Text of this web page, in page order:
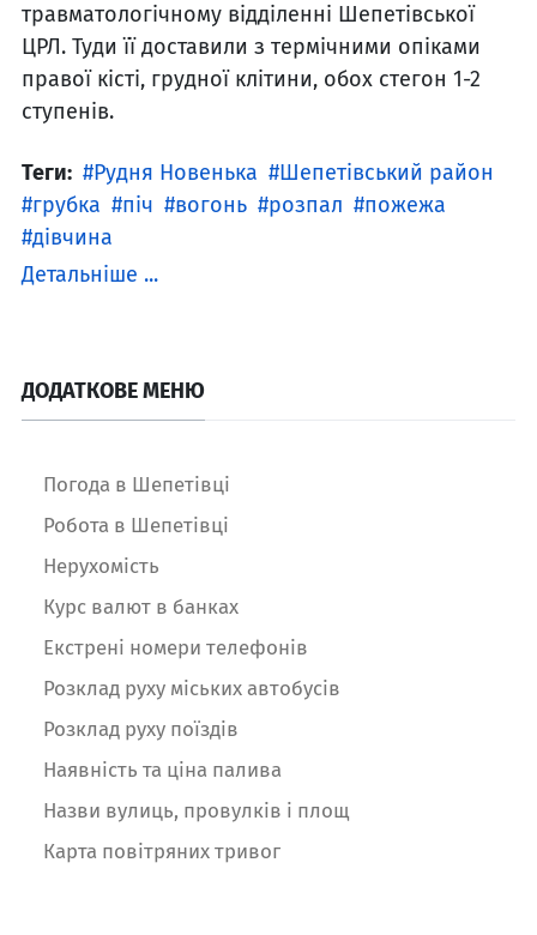
травматологічному відділенні Шепетівської
ЦРЛ. Туди її доставили з термічними опіками
правої кісті, грудної клітини, обох стегон 1-2
ступенів.
Теги: Рудня Новенька
Шепетівський район
грубка
піч вогонь розпал
пожежа
дівчина
Детальніше ...
ДОДАТКОВЕ МЕНЮ
Погода в Шепетівці
Робота в Шепетівці
Нерухомість
Курс валют в банках
Екстрені номери телефонів
Розклад руху міських автобусів
Розклад руху поїздів
Наявність та ціна палива
Назви вулиць, провулків і площ
Карта повітряних тривог